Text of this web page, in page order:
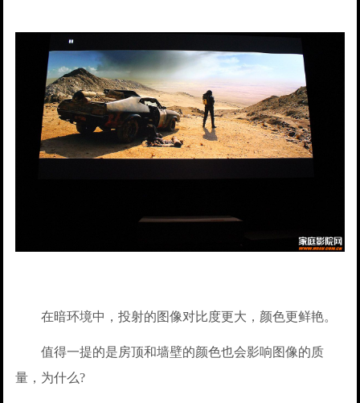
在暗环境中，投射的图像对比度更大，颜色更鲜艳。
值得一提的是房顶和墙壁的颜色也会影响图像的质
量，为什么?